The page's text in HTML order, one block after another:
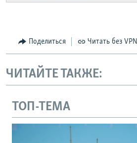
Поделиться Читать без VPN
ЧИТАЙТЕ ТАКЖЕ:
ТОП-ТЕМА